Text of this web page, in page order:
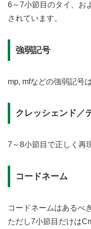
6～7小節目のタイ、お
されています。
強弱記号
mp, mfなどの強弱記号
クレッシェンド／
7～8小節目で正しく再
コードネーム
コードネームはあるべ
ただし7小節目だけは